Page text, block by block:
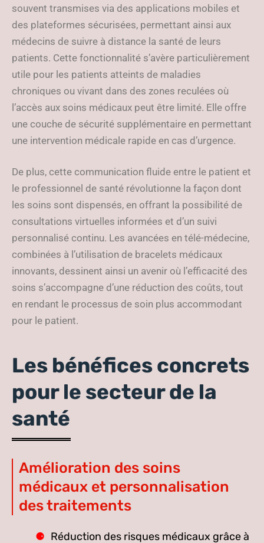
souvent transmises via des applications mobiles et
des plateformes sécurisées, permettant ainsi aux
médecins de suivre à distance la santé de leurs
patients. Cette fonctionnalité s’avère particulièrement
utile pour les patients atteints de maladies
chroniques ou vivant dans des zones reculées où
l’accès aux soins médicaux peut être limité. Elle offre
une couche de sécurité supplémentaire en permettant
une intervention médicale rapide en cas d’urgence.
De plus, cette communication fluide entre le patient et
le professionnel de santé révolutionne la façon dont
les soins sont dispensés, en offrant la possibilité de
consultations virtuelles informées et d’un suivi
personnalisé continu. Les avancées en télé-médecine,
combinées à l’utilisation de bracelets médicaux
innovants, dessinent ainsi un avenir où l’efficacité des
soins s’accompagne d’une réduction des coûts, tout
en rendant le processus de soin plus accommodant
pour le patient.
Les bénéfices concrets
pour le secteur de la
santé
Amélioration des soins
médicaux et personnalisation
des traitements
Réduction des risques médicaux grâce à